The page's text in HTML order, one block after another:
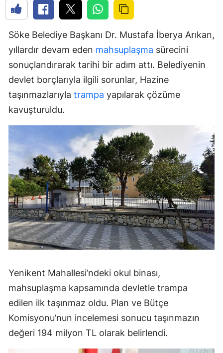
Söke Belediye Başkanı Dr. Mustafa İberya Arıkan,
yıllardır devam eden mahsuplaşma sürecini
sonuçlandırarak tarihi bir adım attı. Belediyenin
devlet borçlarıyla ilgili sorunlar, Hazine
taşınmazlarıyla trampa yapılarak çözüme
kavuşturuldu.
Yenikent Mahallesi’ndeki okul binası,
mahsuplaşma kapsamında devletle trampa
edilen ilk taşınmaz oldu. Plan ve Bütçe
Komisyonu’nun incelemesi sonucu taşınmazın
değeri 194 milyon TL olarak belirlendi.